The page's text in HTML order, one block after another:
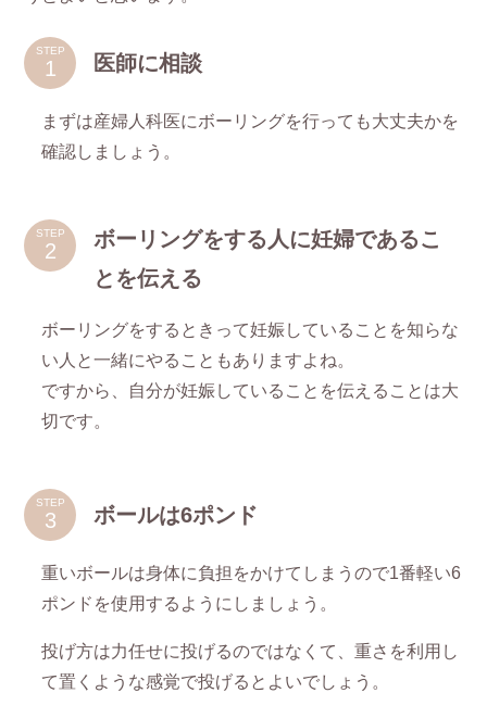
STEP 医師に相談
まずは産婦人科医にボーリングを行っても大丈夫かを
確認しましょう。
STEP
ボーリングをする人に妊婦であるこ
とを伝える
ボーリングをするときって妊娠していることを知らな
い人と一緒にやることもありますよね。
ですから、自分が妊娠していることを伝えることは大
切です。
STEP ボールは6ポンド
重いボールは身体に負担をかけてしまうので1番軽い6
ポンドを使用するようにしましょう。
投げ方は力任せに投げるのではなくて、重さを利用し
て置くような感覚で投げるとよいでしょう。